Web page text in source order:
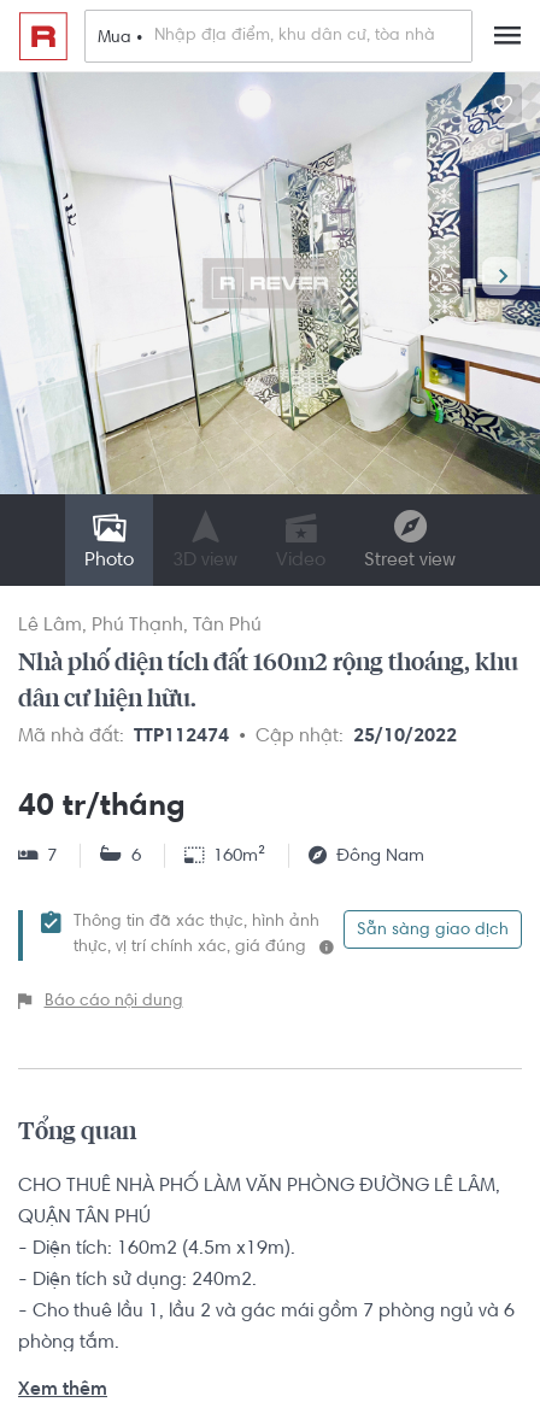
Mua •
Photo 3D view Video Street view
Lê Lâm Phú Thạnh Tân Phú
Nhà phố diện tích đất 160m2 rộng thoáng, khu
dân cư hiện hữu.
Mã nhà đất: TTP112474 Cập nhật: 25/10/2022
40 tr/tháng
7 6 160m² Đông Nam
Thông tin đã xác thực, hình ảnh
thực, vị trí chính xác, giá đúng
Sẵn sàng giao dịch
Báo cáo nội dung
Tổng quan
CHO THUÊ NHÀ PHỐ LÀM VĂN PHÒNG ĐƯỜNG LÊ LÂM,
QUẬN TÂN PHÚ
- Diện tích: 160m2 (4.5m x19m).
- Diện tích sử dụng: 240m2.
- Cho thuê lầu 1, lầu 2 và gác mái gồm 7 phòng ngủ và 6
phòng tắm.
Xem thêm